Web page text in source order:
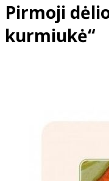
Pirmoji
kurmiukė“